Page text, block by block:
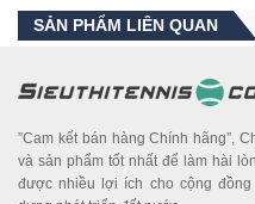
SẢN PHẨM LIÊN QUAN
”Cam kết bán hàng Chính hãng”,
và sản phẩm tốt nhất để làm hài
được nhiều lợi ích cho cộng